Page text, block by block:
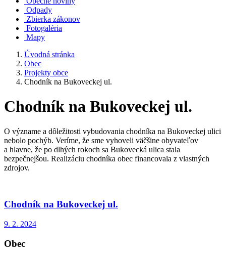
Odpady
Zbierka zákonov
Fotogaléria
Mapy
Úvodná stránka
Obec
Projekty obce
Chodník na Bukoveckej ul.
Chodník na Bukoveckej ul.
O význame a dôležitosti vybudovania chodníka na Bukoveckej ulici
nebolo pochýb. Veríme, že sme vyhoveli väčšine obyvateľov
a hlavne, že po dlhých rokoch sa Bukovecká ulica stala
bezpečnejšou. Realizáciu chodníka obec financovala z vlastných
zdrojov.
Chodník na Bukoveckej ul.
9. 2. 2024
Obec